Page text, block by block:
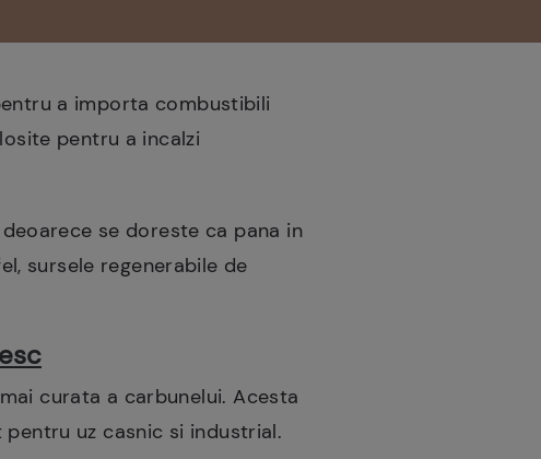
a importa combustibili
pentru a incalzi
se doreste ca pana in
sursele regenerabile de
curata a carbunelui. Acesta
uz casnic si industrial.